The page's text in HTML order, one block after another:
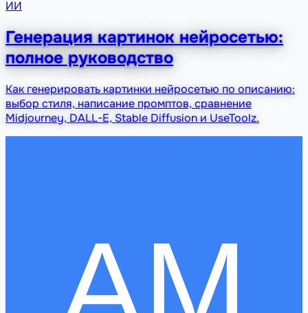
ИИ
Генерация картинок нейросетью:
полное руководство
Как генерировать картинки нейросетью по описанию:
выбор стиля, написание промптов, сравнение
Midjourney, DALL-E, Stable Diffusion и UseToolz.